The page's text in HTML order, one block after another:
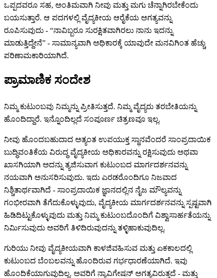
ಒಪ್ಪದವರೂ ಸಹ, ಅಂತಿಮವಾಗಿ ನೀವು ಮತ್ತು ಮಗು ಚೆನ್ನಾಗಿರಬೇಕೆಂದು
ಬಯಸುತ್ತಾರೆ. ಆ ಪದಗಳಲ್ಲಿ ವೈದ್ಯಕೀಯ ಆರೈಕೆಯ ಅಗತ್ಯವನ್ನು
ರೂಪಿಸುವುದು - “ನಾವಿಬ್ಬರೂ ಸುರಕ್ಷಿತವಾಗಿರಲು ನಾನು ಇದನ್ನು
ಮಾಡುತ್ತಿದ್ದೇನೆ” - ಸಾಮಾನ್ಯವಾಗಿ ಅಧಿಕಾರಕ್ಕೆ ಯಾವುದೇ ಮನವಿಗಿಂತ ಹೆಚ್ಚು
ಪರಿಣಾಮಕಾರಿಯಾಗಿದೆ.
ಪ್ರಾಮಾಣಿಕ ಸಂದೇಶ
ನಿಮ್ಮ ಕುಟುಂಬವು ನಿಮ್ಮನ್ನು ಪ್ರೀತಿಸುತ್ತದೆ. ನಿಮ್ಮ ವೈದ್ಯರು ತರಬೇತಿಯನ್ನು
ಹೊಂದಿದ್ದಾರೆ. ಇನ್ನೊಂದಿಲ್ಲದೆ ಸಂಪೂರ್ಣ ಚಿತ್ರಣವೂ ಇಲ್ಲ.
ನೀವು ಹೊಂದಬಹುದಾದ ಅತ್ಯಂತ ಉಪಯುಕ್ತ ಸ್ಥಾನವೆಂದರೆ ಸಾಂಪ್ರದಾಯಿಕ
ಬುದ್ಧಿವಂತಿಕೆಯ ವಿರುದ್ಧ ವೈದ್ಯಕೀಯ ಅಧಿಕಾರವನ್ನು ರಕ್ಷಿಸುವುದು ಅಥವಾ
ಖಾಸಗಿಯಾಗಿ ಅದನ್ನು ತ್ಯಜಿಸುವಾಗ ಕುಟುಂಬದ ಮಾರ್ಗದರ್ಶನವನ್ನು
ನಯವಾಗಿ ಅನುಸರಿಸುವುದು. ಇದು ಎರಡರೊಂದಿಗೂ ನಿಜವಾದ
ನಿಶ್ಚಿತಾರ್ಥವಾಗಿದೆ - ಸಾಂಪ್ರದಾಯಿಕ ಜ್ಞಾನದಲ್ಲಿನ ನೈಜ ಮೌಲ್ಯವನ್ನು
ಗಂಭೀರವಾಗಿ ತೆಗೆದುಕೊಳ್ಳುವುದು, ವೈದ್ಯಕೀಯ ಮಾರ್ಗದರ್ಶನವನ್ನು ಸ್ಪಷ್ಟವಾಗಿ
ಹಿಡಿದಿಟ್ಟುಕೊಳ್ಳುವುದು ಮತ್ತು ನಿಮ್ಮ ಕುಟುಂಬದೊಂದಿಗೆ ವಿಶ್ವಾಸಾರ್ಹತೆಯನ್ನು
ನಿರ್ಮಿಸುವುದು ಅವರಿಗೆ ತಿಳಿದಿರುವುದನ್ನು ತಳ್ಳಿಹಾಕುವುದಿಲ್ಲ.
ಗುರಿಯು ನೀವು ವೈದ್ಯಕೀಯವಾಗಿ ಕಾಳಜಿವಹಿಸುವ ಮತ್ತು ಏಕಕಾಲದಲ್ಲಿ
ಕುಟುಂಬದ ಬೆಂಬಲವನ್ನು ಹೊಂದಿರುವ ಗರ್ಭಧಾರಣೆಯಾಗಿದೆ. ಇವು
ಹೊಂದಿಕೆಯಾಗುವುದಿಲ್ಲ. ಅವರಿಗೆ ನ್ಯಾವಿಗೇಷನ್ ಅಗತ್ಯವಿರುತ್ತದೆ - ಮತ್ತು